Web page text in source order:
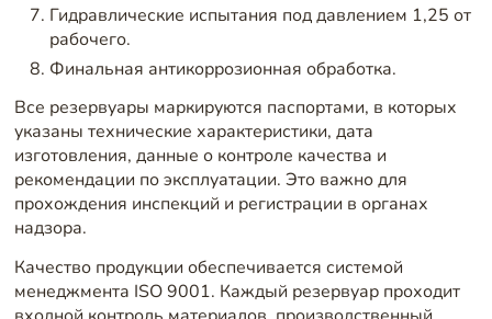
Гидравлические испытания под давлением 1,25 от
рабочего.
Финальная антикоррозионная обработка.
Все резервуары маркируются паспортами, в которых
указаны технические характеристики, дата
изготовления, данные о контроле качества и
рекомендации по эксплуатации. Это важно для
прохождения инспекций и регистрации в органах
надзора.
Качество продукции обеспечивается системой
менеджмента ISO 9001. Каждый резервуар проходит